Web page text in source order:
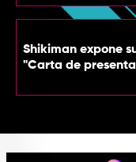
Shikiman expone
"Carta de